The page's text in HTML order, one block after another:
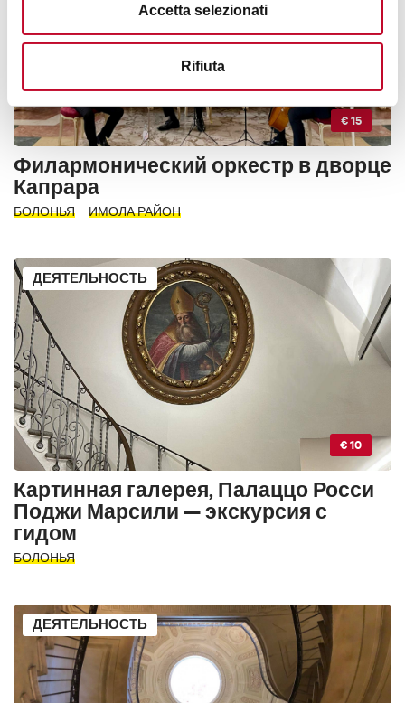
Accetta selezionati
Rifiuta
€ 15
Филармонический оркестр в дворце
Капрара
БОЛОНЬЯ ИМОЛА РАЙОН
ДЕЯТЕЛЬНОСТЬ
€ 10
Картинная галерея, Палаццо Росси
Поджи Марсили — экскурсия с
гидом
БОЛОНЬЯ
ДЕЯТЕЛЬНОСТЬ